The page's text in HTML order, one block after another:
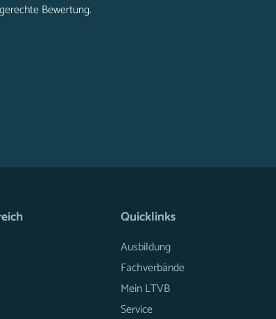
Bewertung.
Quicklinks
Ausbildung
Fachverbände
Mein LTVB
Service